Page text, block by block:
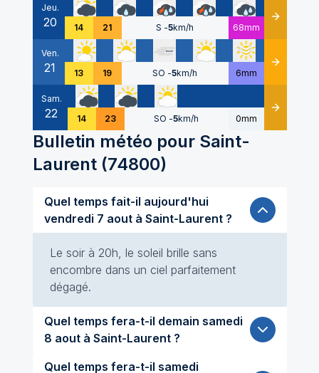
Jeu.
20 14 21 S -5km/h 68mm Détails
Ven.
21 13 19 SO -5km/h 6mm Détails
Sam.
22 14 23 SO -5km/h 0mm Détails
Bulletin météo pour Saint-
Laurent(74800)
Quel temps fait-il aujourd'hui
vendredi 7 aout à Saint-Laurent ?
Le soir à 20h, le soleil brille sans
encombre dans un ciel parfaitement
dégagé.
Quel temps fera-t-il demain samedi
8 aout à Saint-Laurent ?
Quel temps fera-t-il samedi